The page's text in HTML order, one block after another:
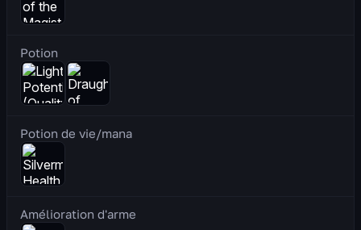
Potion
Potion de vie/mana
Amélioration d'arme